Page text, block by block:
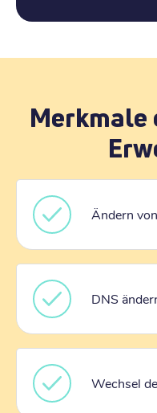
Merkmale
Ändern
DNS
Wechsel